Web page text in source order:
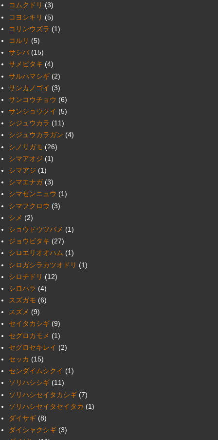
コムクドリ (3)
コヨシキリ (5)
コリンウズラ (1)
コルリ (5)
サシバ (15)
サメビタキ (4)
サルハマシギ (2)
サンカノゴイ (3)
サンコウチョウ (6)
サンショウクイ (5)
シジュウカラ (11)
シジュウカラガン (4)
シノリガモ (26)
シマアオジ (1)
シマアジ (1)
シマエナガ (3)
シマセンニュウ (1)
シマフクロウ (3)
シメ (2)
ショウドウツバメ (1)
ジョウビタキ (27)
シロエリオオハム (1)
シロガシラカツオドリ (1)
シロチドリ (12)
シロハラ (4)
スズガモ (6)
スズメ (9)
セイタカシギ (9)
セグロカモメ (1)
セグロセキレイ (2)
セッカ (15)
センダイムシクイ (1)
ソリハシシギ (11)
ソリハシセイタカシギ (7)
ソリハシセイタセイタカ (1)
ダイサギ (8)
ダイシャクシギ (3)